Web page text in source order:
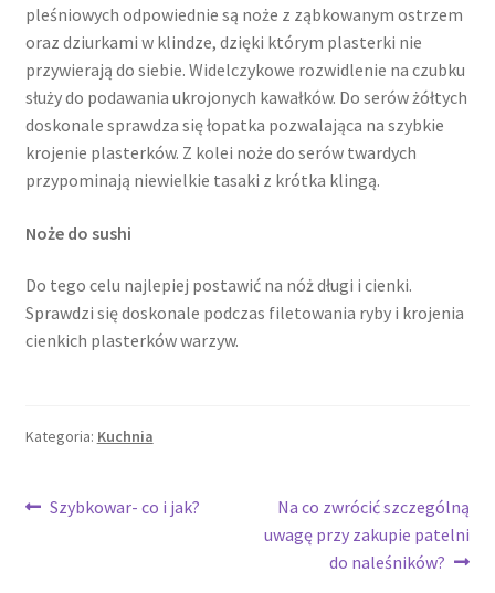
pleśniowych odpowiednie są noże z ząbkowanym ostrzem
oraz dziurkami w klindze, dzięki którym plasterki nie
przywierają do siebie. Widelczykowe rozwidlenie na czubku
służy do podawania ukrojonych kawałków. Do serów żółtych
doskonale sprawdza się łopatka pozwalająca na szybkie
krojenie plasterków. Z kolei noże do serów twardych
przypominają niewielkie tasaki z krótka klingą.
Noże do sushi
Do tego celu najlepiej postawić na nóż długi i cienki.
Sprawdzi się doskonale podczas filetowania ryby i krojenia
cienkich plasterków warzyw.
Kategoria: Kuchnia
Nawigacja
Poprzedni
Szybkowar- co i jak?
Następny
wpis:
Na co zwrócić szczególną
uwagę przy zakupie patelni
do naleśników?